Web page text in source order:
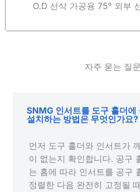
O.D 선삭 가공용 75° 외부
자주 묻는 질문
SNMG 인서트를 도구 홀더에
설치하는 방법은 무엇인가요?
먼저 도구 홀더와 인서트가
이 없는지 확인합니다. 공구
는 홈에 따라 인서트를 공구
정렬한 다음 완전히 고정될